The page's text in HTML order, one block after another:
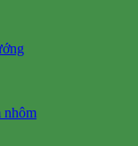
nhôm